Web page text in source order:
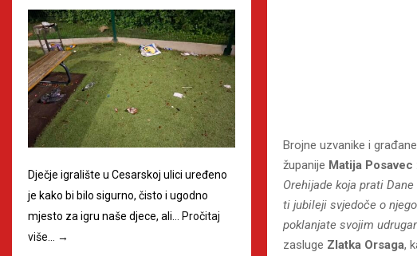
Brojne uzvanike i
županije Matija Posavec
Orehijade koja prati
ti jubileji svjedoče o
poklanjate svojim
zasluge Zlatka Orsaga,
Dječje igralište u Cesarskoj ulici uređeno
je kako bi bilo sigurno, čisto i ugodno
mjesto za igru naše djece, ali… Pročitaj
više… →